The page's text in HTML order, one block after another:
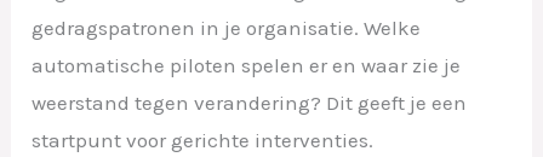
gedragspatronen in je organisatie. Welke
automatische piloten spelen er en waar zie je
weerstand tegen verandering? Dit geeft je een
startpunt voor gerichte interventies.